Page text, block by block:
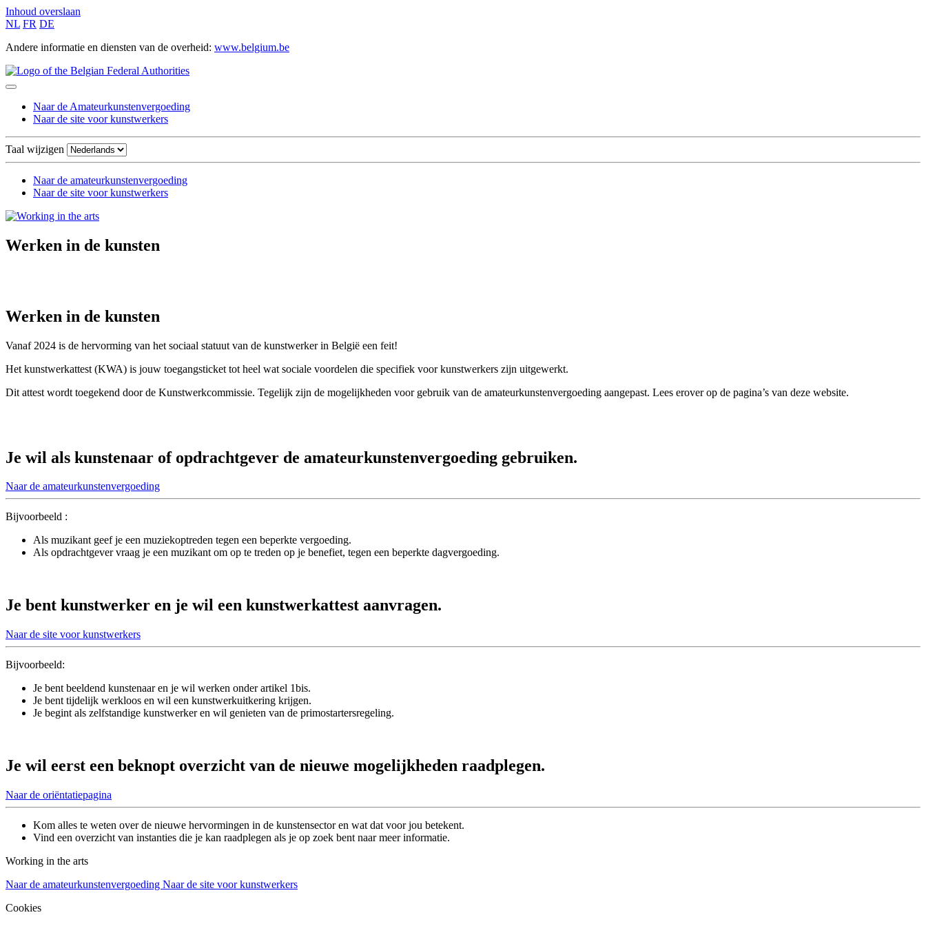
Inhoud overslaan
NL FR DE
Andere informatie en diensten van de overheid: www.belgium.be
Naar de Amateurkunstenvergoeding
Naar de site voor kunstwerkers
Taal wijzigen
Naar de amateurkunstenvergoeding
Naar de site voor kunstwerkers
Werken in de kunsten
Werken in de kunsten
Vanaf 2024 is de hervorming van het sociaal statuut van de kunstwerker in België een feit!
Het kunstwerkattest (KWA) is jouw toegangsticket tot heel wat sociale voordelen die specifiek voor kunstwerkers zijn uitgewerkt.
Dit attest wordt toegekend door de Kunstwerkcommissie. Tegelijk zijn de mogelijkheden voor gebruik van de amateurkunstenvergoeding aangepast. Lees erover op de pagina’s van deze website.
Je wil als kunstenaar of opdrachtgever de amateurkunstenvergoeding gebruiken.
Naar de amateurkunstenvergoeding
Bijvoorbeeld :
Als muzikant geef je een muziekoptreden tegen een beperkte vergoeding.
Als opdrachtgever vraag je een muzikant om op te treden op je benefiet, tegen een beperkte dagvergoeding.
Je bent kunstwerker en je wil een kunstwerkattest aanvragen.
Naar de site voor kunstwerkers
Bijvoorbeeld:
Je bent beeldend kunstenaar en je wil werken onder artikel 1bis.
Je bent tijdelijk werkloos en wil een kunstwerkuitkering krijgen.
Je begint als zelfstandige kunstwerker en wil genieten van de primostartersregeling.
Je wil eerst een beknopt overzicht van de nieuwe mogelijkheden raadplegen.
Naar de oriëntatiepagina
Kom alles te weten over de nieuwe hervormingen in de kunstensector en wat dat voor jou betekent.
Vind een overzicht van instanties die je kan raadplegen als je op zoek bent naar meer informatie.
Working in the arts
Naar de amateurkunstenvergoeding Naar de site voor kunstwerkers
Cookies